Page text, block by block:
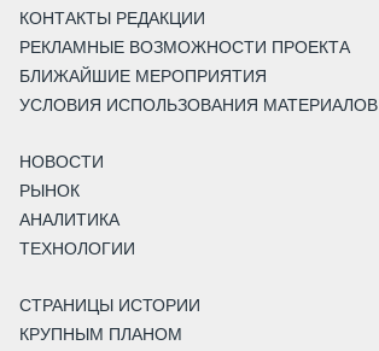
КОНТАКТЫ РЕДАКЦИИ
РЕКЛАМНЫЕ ВОЗМОЖНОСТИ ПРОЕКТА
БЛИЖАЙШИЕ МЕРОПРИЯТИЯ
УСЛОВИЯ ИСПОЛЬЗОВАНИЯ МАТЕРИАЛОВ
НОВОСТИ
РЫНОК
АНАЛИТИКА
ТЕХНОЛОГИИ
СТРАНИЦЫ ИСТОРИИ
КРУПНЫМ ПЛАНОМ